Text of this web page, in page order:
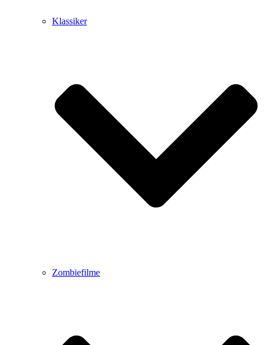
Klassiker
Zombiefilme